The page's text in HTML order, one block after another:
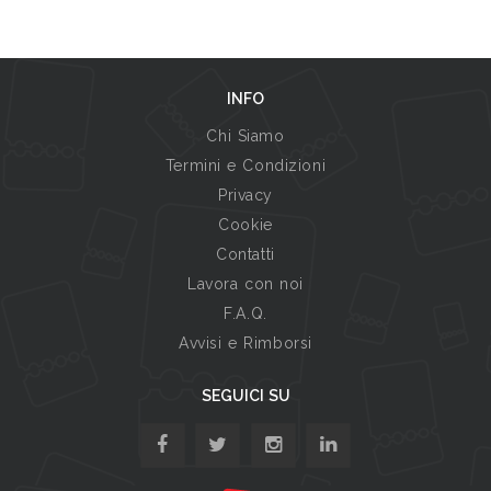
INFO
Chi Siamo
Termini e Condizioni
Privacy
Cookie
Contatti
Lavora con noi
F.A.Q.
Avvisi e Rimborsi
SEGUICI SU